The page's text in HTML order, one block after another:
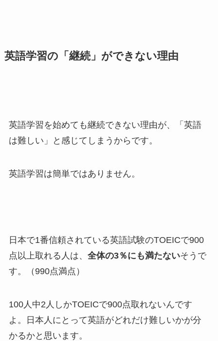
英語学習の「継続」ができない理由
英語学習を始めても継続できない理由が、「英語
は難しい」と感じてしまうからです。
英語学習は簡単ではありません。
日本で1番信頼されている英語試験のTOEICで900
点以上取れる人は、 全体の3％にも満たないそうで
す。（990点満点）
100人中2人しかTOEICで900点取れないんです
よ。日本人にとって英語がどれだけ難しいかが分
かるかと思います。